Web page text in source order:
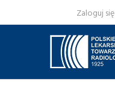
Zaloguj się